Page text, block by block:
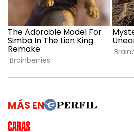
MÁS EN